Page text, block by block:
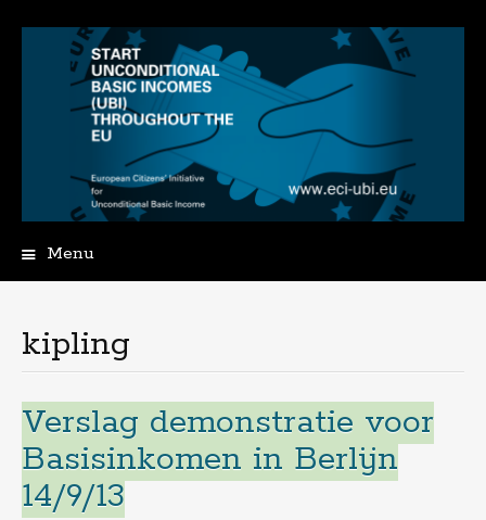
Menu
inhoud
kipling
Verslag demonstratie voor
Basisinkomen in Berlijn
14/9/13